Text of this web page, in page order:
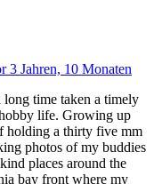
3 Jahren, 10 Monaten
time taken a timely
life. Growing up
holding a thirty five mm
photos of my buddies
places around the
bay front where my